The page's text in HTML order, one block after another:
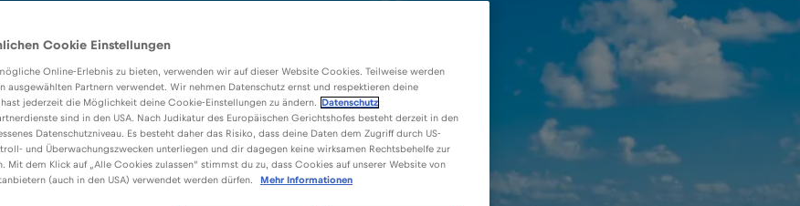
Cookie Einstellungen
Online-Erlebnis zu bieten, verwenden wir auf dieser Website Cookies. Teilweise werden
ausgewählten Partnern verwendet. Wir nehmen Datenschutz ernst und respektieren deine
hast jederzeit die Möglichkeit deine Cookie-Einstellungen zu ändern.
Datenschutz
sind in den USA. Nach Judikatur des Europäischen Gerichtshofes besteht derzeit in den
Datenschutzniveau. Es besteht daher das Risiko, dass deine Daten dem Zugriff durch US-
und Überwachungszwecken unterliegen und dir dagegen keine wirksamen Rechtsbehelfe zur
Mit dem Klick auf „Alle Cookies zulassen“ stimmst du zu, dass Cookies auf unserer Website von
(auch in den USA) verwendet werden dürfen.
Mehr Informationen